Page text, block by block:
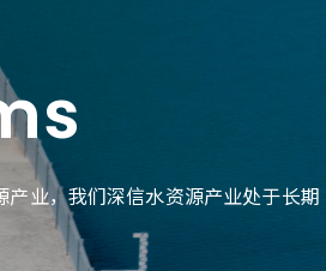
业，我们深信水资源产业处于长期